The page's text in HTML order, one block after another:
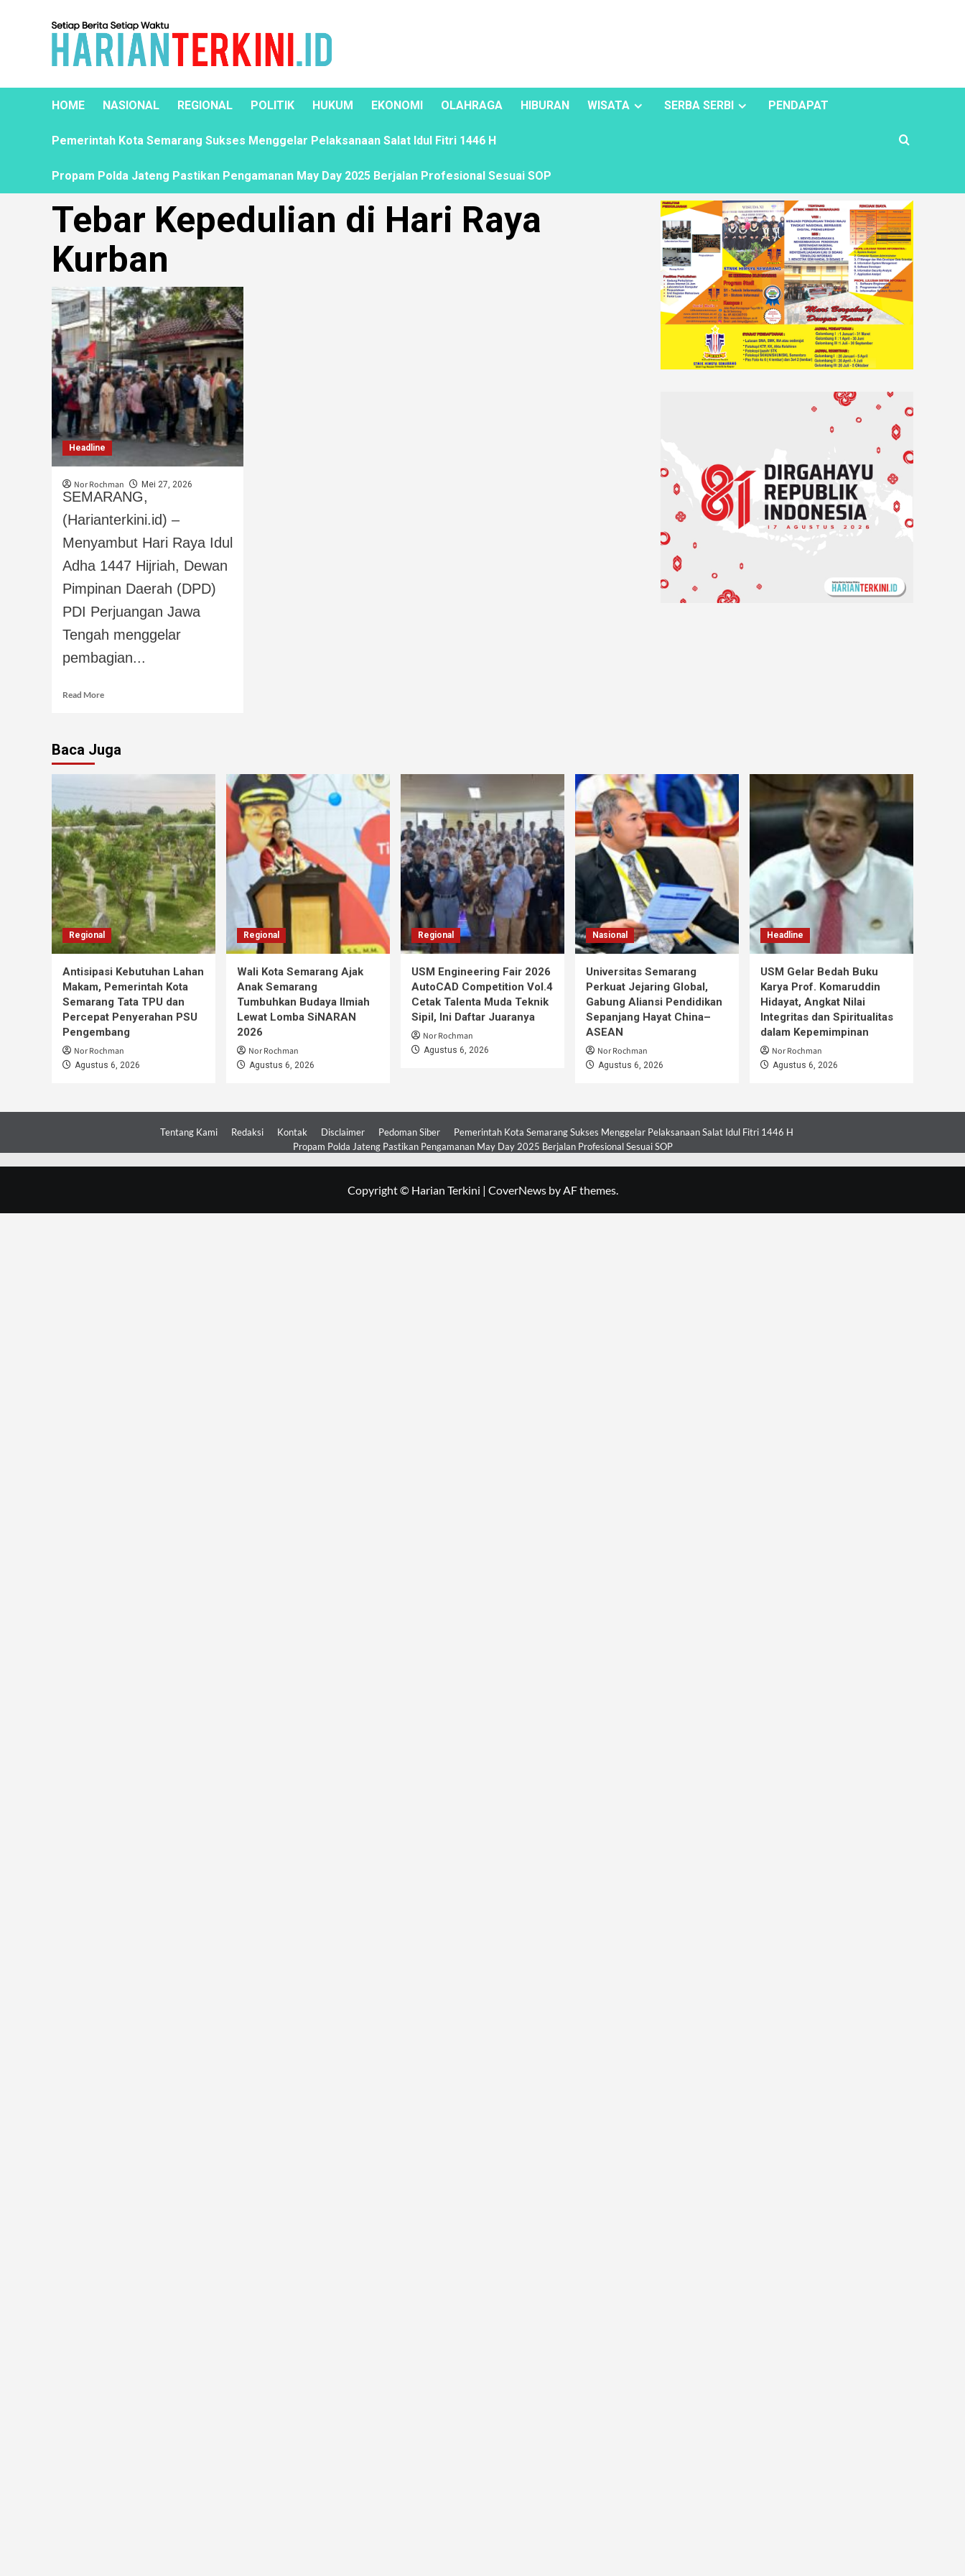
HOME NASIONAL REGIONAL POLITIK HUKUM EKONOMI OLAHRAGA HIBURAN WISATA SERBA SERBI PENDAPAT
Pemerintah Kota Semarang Sukses Menggelar Pelaksanaan Salat Idul Fitri 1446 H
Propam Polda Jateng Pastikan Pengamanan May Day 2025 Berjalan Profesional Sesuai SOP
Tebar Kepedulian di Hari Raya
Kurban
Headline
Nor Rochman Mei 27, 2026
SEMARANG,
(Harianterkini.id) –
Menyambut Hari Raya Idul
Adha 1447 Hijriah, Dewan
Pimpinan Daerah (DPD)
PDI Perjuangan Jawa
Tengah menggelar
pembagian...
Read More
Baca Juga
Regional
Antisipasi Kebutuhan Lahan
Makam, Pemerintah Kota
Semarang Tata TPU dan
Percepat Penyerahan PSU
Pengembang
Nor Rochman
Agustus 6, 2026
Regional
Wali Kota Semarang Ajak
Anak Semarang
Tumbuhkan Budaya Ilmiah
Lewat Lomba SiNARAN
2026
Nor Rochman
Agustus 6, 2026
Regional
USM Engineering Fair 2026
AutoCAD Competition Vol.4
Cetak Talenta Muda Teknik
Sipil, Ini Daftar Juaranya
Nor Rochman
Agustus 6, 2026
Nasional
Universitas Semarang
Perkuat Jejaring Global,
Gabung Aliansi Pendidikan
Sepanjang Hayat China–
ASEAN
Nor Rochman
Agustus 6, 2026
Headline
USM Gelar Bedah Buku
Karya Prof. Komaruddin
Hidayat, Angkat Nilai
Integritas dan Spiritualitas
dalam Kepemimpinan
Nor Rochman
Agustus 6, 2026
Tentang Kami Redaksi Kontak Disclaimer Pedoman Siber
Pemerintah Kota Semarang Sukses Menggelar Pelaksanaan Salat Idul Fitri 1446 H
Propam Polda Jateng Pastikan Pengamanan May Day 2025 Berjalan Profesional Sesuai SOP
Copyright © Harian Terkini | CoverNewsby AF themes.